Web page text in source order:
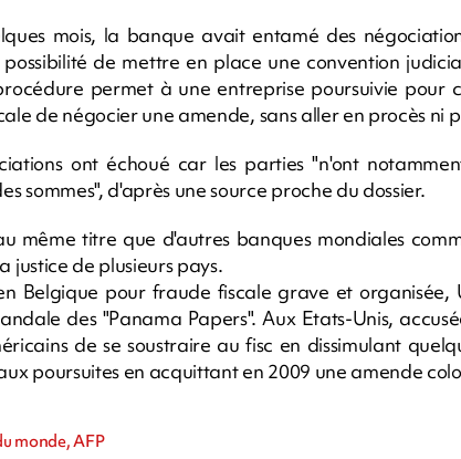
mois, la banque avait entamé des
de mettre en place une convention
permet à une entreprise poursuivie pour
de négocier une amende, sans aller en procès ni
ont échoué car les parties "n'ont
sommes", d'après une source proche du dossier.
même titre que d'autres banques mondiales
justice de plusieurs pays.
Belgique pour fraude fiscale grave et organisée,
des "Panama Papers". Aux Etats-Unis,
de se soustraire au fisc en dissimulant
poursuites en acquittant en 2009 une amende
monde, AFP